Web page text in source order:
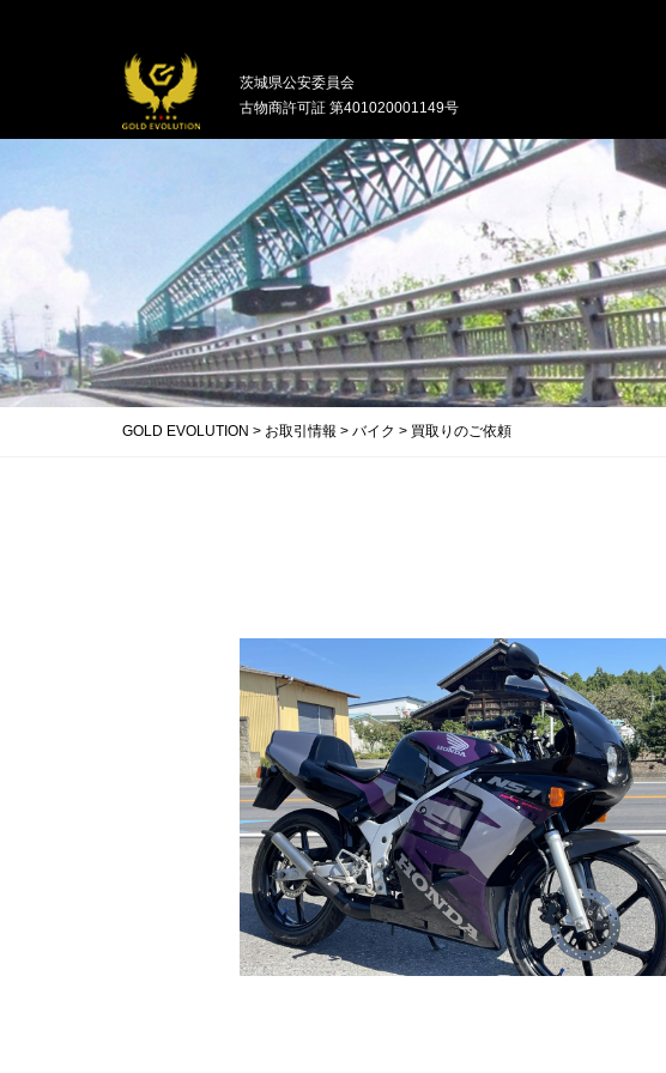
茨城県公安委員会
古物商許可証 第401020001149号
GOLD EVOLUTION > お取引情報 > バイク > 買取りのご依頼